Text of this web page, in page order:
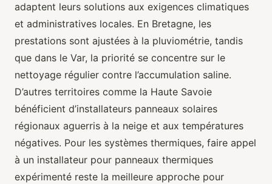
adaptent leurs solutions aux exigences climatiques
et administratives locales. En Bretagne, les
prestations sont ajustées à la pluviométrie, tandis
que dans le Var, la priorité se concentre sur le
nettoyage régulier contre l’accumulation saline.
D’autres territoires comme la Haute Savoie
bénéficient d’installateurs panneaux solaires
régionaux aguerris à la neige et aux températures
négatives. Pour les systèmes thermiques, faire appel
à un installateur pour panneaux thermiques
expérimenté reste la meilleure approche pour